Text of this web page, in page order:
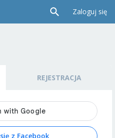
Zaloguj się
REJESTRACJA
z Facebook